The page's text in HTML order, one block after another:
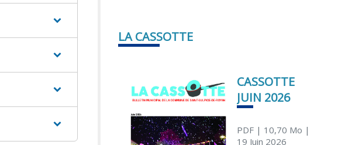
LA CASSOTTE
CASSOTTE
JUIN 2026
PDF| 10,70 Mo |
19 Juin 2026